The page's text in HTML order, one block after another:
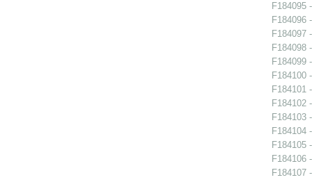
F184095
F184096
F184097
F184098
F184099
F184100
F184101
F184102
F184103
F184104
F184105
F184106
F184107